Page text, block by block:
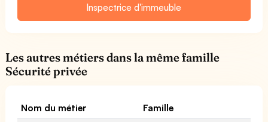
Inspectrice d'immeuble
Les autres métiers dans la même famille
Sécurité privée
Nom du métier
Famille